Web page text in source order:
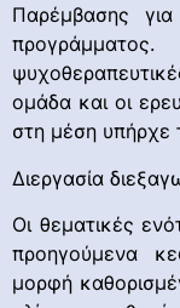
Παρέμβασης για
ομάδα και οι
στη μέση υπήρχε
Διεργασία
Οι θεματικές
προηγούμενα
μορφή